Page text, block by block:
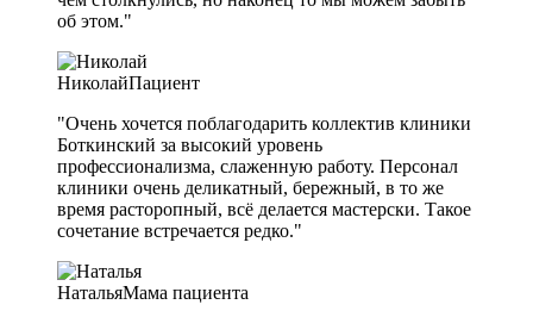
об этом."
НиколайПациент
"Очень хочется поблагодарить коллектив клиники
Боткинский за высокий уровень
профессионализма, слаженную работу. Персонал
клиники очень деликатный, бережный, в то же
время расторопный, всё делается мастерски. Такое
сочетание встречается редко."
НатальяМама пациента